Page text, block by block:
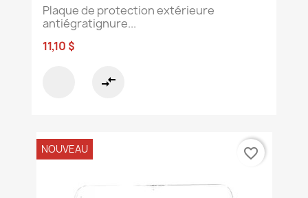
Plaque de protection extérieure
antiégratignure...
11,10 $
compare_arrows
NOUVEAU favorite_border